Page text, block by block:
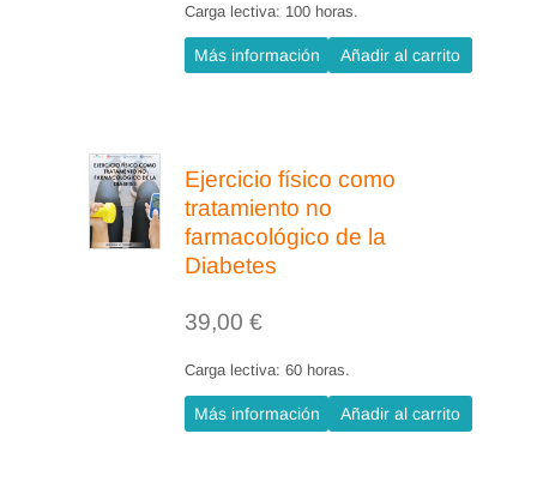
Carga lectiva: 100 horas.
Más información Añadir al carrito
Ejercicio físico como
tratamiento no
farmacológico de la
Diabetes
39,00 €
Carga lectiva: 60 horas.
Más información Añadir al carrito